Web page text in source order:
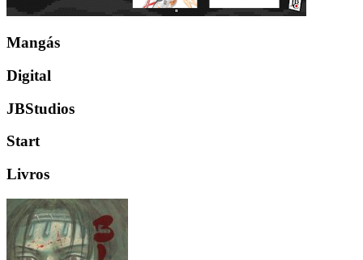
Mangás
Digital
JBStudios
Start
Livros